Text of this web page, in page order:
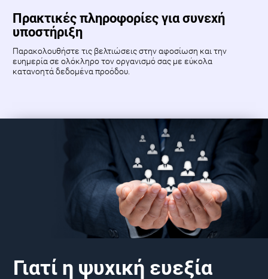
Πρακτικές πληροφορίες για συνεχή
υποστήριξη
Παρακολουθήστε τις βελτιώσεις στην αφοσίωση και την
ευημερία σε ολόκληρο τον οργανισμό σας με εύκολα
κατανοητά δεδομένα προόδου.
Γιατί η ψυχική ευεξία